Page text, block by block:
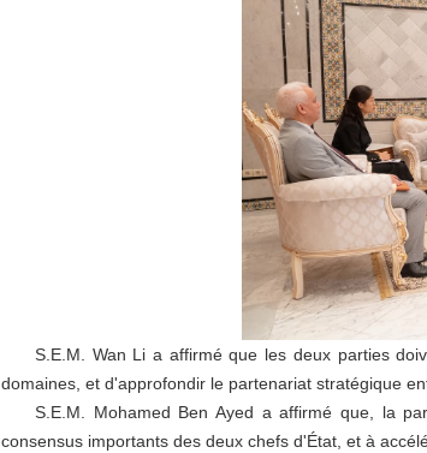
S.E.M. Wan Li a affirmé que les deux parties
domaines, et d'approfondir le partenariat stratégique
S.E.M. Mohamed Ben Ayed a affirmé que, la
consensus importants des deux chefs d'État, et à